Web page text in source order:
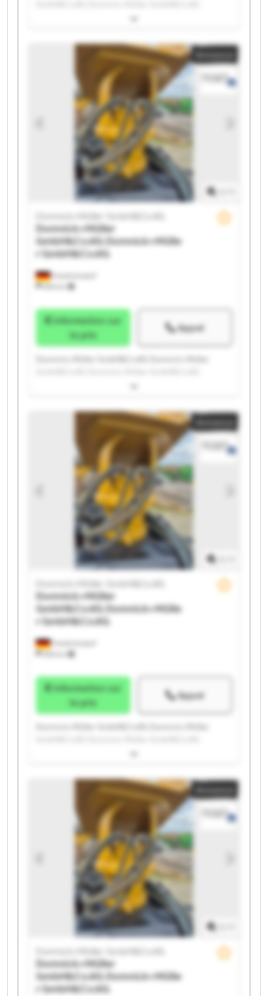
Domnick+Müller GmbH&Co.KG Domnick+Müller
Domnick+Müller GmbH&Co.KG Domnick+Müller
GmbH&Co.KG Domnick+Müller GmbH&Co.KG
Domnick+Müller GmbH&Co.KG Domnick+Müller
GmbH&Co.KG Domnick+Müller GmbH&Co.KG
Domnick+Müller GmbH&Co.KG Domnick+Müller
GmbH&Co.KG Domnick+Müller GmbH&Co.KG
Domnick+Müller GmbH&Co.KG Domnick+Müller
GmbH&Co.KG Domnick+Müller GmbH&Co.KG
Domnick+Müller GmbH&Co.KG Domnick+Müller
GmbH&Co.KG
Annonce
Friedrichsdorf
655 km
Domnick+Müller GmbH&Co.KG
Domnick+Müller
GmbH&Co.KG Domnick+Mülle
r GmbH&Co.KG
Information sur
le prix
Appel
Domnick+Müller GmbH&Co.KG Domnick+Müller
Domnick+Müller GmbH&Co.KG Domnick+Müller
GmbH&Co.KG Domnick+Müller GmbH&Co.KG
Domnick+Müller GmbH&Co.KG Domnick+Müller
GmbH&Co.KG Domnick+Müller GmbH&Co.KG
Domnick+Müller GmbH&Co.KG Domnick+Müller
GmbH&Co.KG Domnick+Müller GmbH&Co.KG
Domnick+Müller GmbH&Co.KG Domnick+Müller
GmbH&Co.KG Domnick+Müller GmbH&Co.KG
Domnick+Müller GmbH&Co.KG Domnick+Müller
GmbH&Co.KG
Annonce
Friedrichsdorf
655 km
Domnick+Müller GmbH&Co.KG
Domnick+Müller
GmbH&Co.KG Domnick+Mülle
r GmbH&Co.KG
Information sur
le prix
Appel
Domnick+Müller GmbH&Co.KG Domnick+Müller
Domnick+Müller GmbH&Co.KG Domnick+Müller
GmbH&Co.KG Domnick+Müller GmbH&Co.KG
Domnick+Müller GmbH&Co.KG Domnick+Müller
GmbH&Co.KG Domnick+Müller GmbH&Co.KG
Domnick+Müller GmbH&Co.KG Domnick+Müller
GmbH&Co.KG Domnick+Müller GmbH&Co.KG
Domnick+Müller GmbH&Co.KG Domnick+Müller
GmbH&Co.KG Domnick+Müller GmbH&Co.KG
Domnick+Müller GmbH&Co.KG Domnick+Müller
GmbH&Co.KG
Annonce
Domnick+Müller GmbH&Co.KG
Domnick+Müller
GmbH&Co.KG Domnick+Mülle
r GmbH&Co.KG